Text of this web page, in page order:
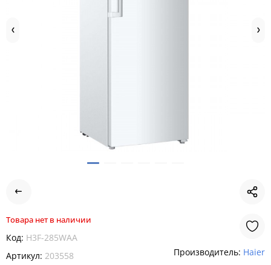
Товара нет в наличии
Код: H3F-285WAA
Артикул: 203558 Производитель: Haier